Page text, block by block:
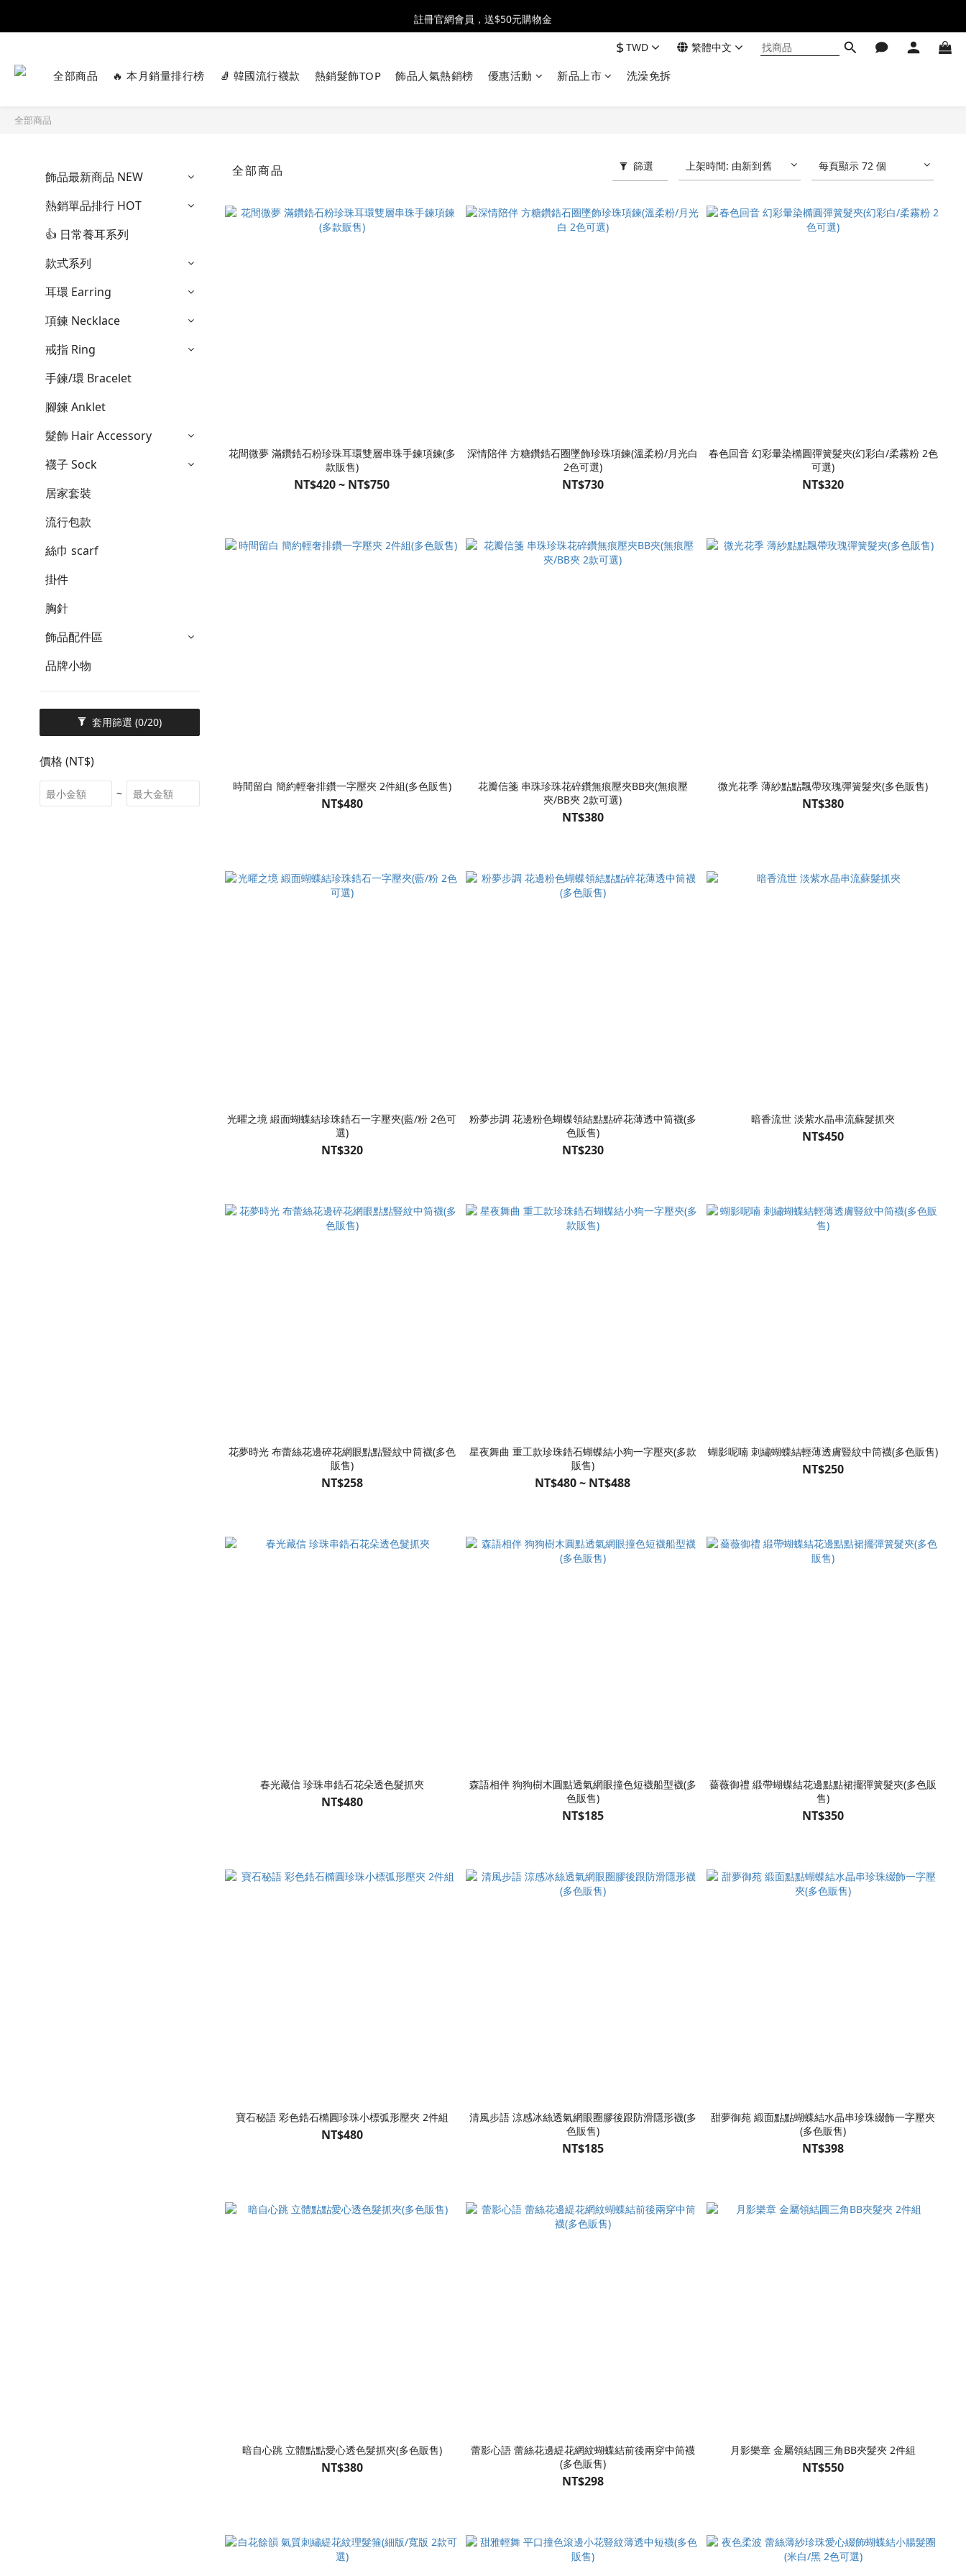
全館消費滿$2500 贈 ♡ 冰淇淋提霸杯 ♡
註冊官網會員，送$50元購物金
$TWD 繁體中文
全部商品 🔥 本月銷量排行榜 🧦 韓國流行襪款 熱銷髮飾TOP 飾品人氣熱銷榜 優惠活動 新品上市 洗澡免拆
全部商品
飾品最新商品 NEW
熱銷單品排行 HOT
👍️ 日常養耳系列
款式系列
耳環 Earring
項鍊 Necklace
戒指 Ring
手鍊/環 Bracelet
腳鍊 Anklet
髮飾 Hair Accessory
襪子 Sock
居家套裝
流行包款
絲巾 scarf
掛件
胸針
飾品配件區
品牌小物
套用篩選 (0/20)
價格 (NT$)
~
全部商品 篩選 上架時間: 由新到舊 每頁顯示 72 個
花間微夢 滿鑽鋯石粉珍珠耳環雙層串珠手鍊項鍊(多
款販售)
NT$420 ~ NT$750
深情陪伴 方糖鑽鋯石圈墜飾珍珠項鍊(溫柔粉/月光白
2色可選)
NT$730
春色回音 幻彩暈染橢圓彈簧髮夾(幻彩白/柔霧粉 2色
可選)
NT$320
時間留白 簡約輕奢排鑽一字壓夾 2件組(多色販售)
NT$480
花瓣信箋 串珠珍珠花碎鑽無痕壓夾BB夾(無痕壓
夾/BB夾 2款可選)
NT$380
微光花季 薄紗點點飄帶玫瑰彈簧髮夾(多色販售)
NT$380
光曜之境 緞面蝴蝶結珍珠鋯石一字壓夾(藍/粉 2色可
選)
NT$320
粉夢步調 花邊粉色蝴蝶領結點點碎花薄透中筒襪(多
色販售)
NT$230
暗香流世 淡紫水晶串流蘇髮抓夾
NT$450
花夢時光 布蕾絲花邊碎花網眼點點豎紋中筒襪(多色
販售)
NT$258
星夜舞曲 重工款珍珠鋯石蝴蝶結小狗一字壓夾(多款
販售)
NT$480 ~ NT$488
蝴影呢喃 刺繡蝴蝶結輕薄透膚豎紋中筒襪(多色販售)
NT$250
春光藏信 珍珠串鋯石花朵透色髮抓夾
NT$480
森語相伴 狗狗樹木圓點透氣網眼撞色短襪船型襪(多
色販售)
NT$185
薔薇御禮 緞帶蝴蝶結花邊點點裙擺彈簧髮夾(多色販
售)
NT$350
寶石秘語 彩色鋯石橢圓珍珠小標弧形壓夾 2件組
NT$480
清風步語 涼感冰絲透氣網眼圈膠後跟防滑隱形襪(多
色販售)
NT$185
甜夢御苑 緞面點點蝴蝶結水晶串珍珠綴飾一字壓夾
(多色販售)
NT$398
暗自心跳 立體點點愛心透色髮抓夾(多色販售)
NT$380
蕾影心語 蕾絲花邊緹花網紋蝴蝶結前後兩穿中筒襪
(多色販售)
NT$298
月影樂章 金屬領結圓三角BB夾髮夾 2件組
NT$550